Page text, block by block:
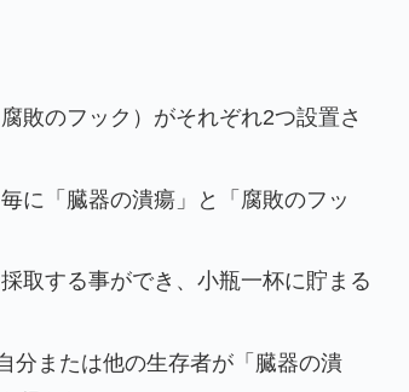
敗のフック）がそれぞれ2つ設置さ
に「臓器の潰瘍」と「腐敗のフッ
取する事ができ、小瓶一杯に貯まる
分または他の生存者が「臓器の潰